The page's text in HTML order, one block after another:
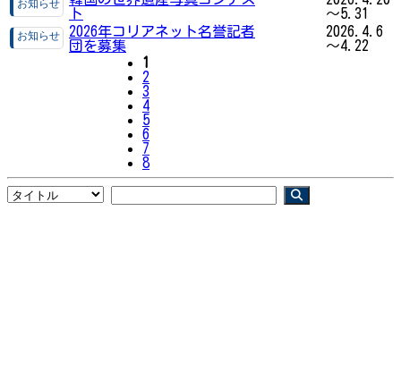
ト
～5.31
2026年コリアネット名誉記者
団を募集
2026.4.6
～4.22
1
2
3
4
5
6
7
8